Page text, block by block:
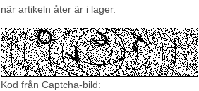
när artikeln åter är i lager.
Kod från Captcha-bild: